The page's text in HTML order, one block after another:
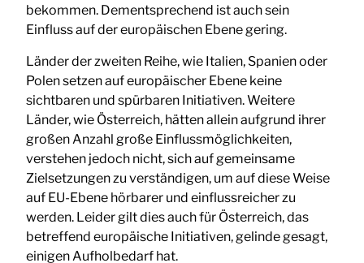
bekommen. Dementsprechend ist auch sein
Einfluss auf der europäischen Ebene gering.
Länder der zweiten Reihe, wie Italien, Spanien oder
Polen setzen auf europäischer Ebene keine
sichtbaren und spürbaren Initiativen. Weitere
Länder, wie Österreich, hätten allein aufgrund ihrer
großen Anzahl große Einflussmöglichkeiten,
verstehen jedoch nicht, sich auf gemeinsame
Zielsetzungen zu verständigen, um auf diese Weise
auf EU-Ebene hörbarer und einflussreicher zu
werden. Leider gilt dies auch für Österreich, das
betreffend europäische Initiativen, gelinde gesagt,
einigen Aufholbedarf hat.